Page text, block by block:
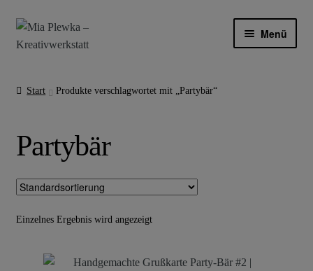
Zur
Navigation
Zum
Inhalt
Menü
ÜBER MICH
BLOG
MEIN KONTO
Start Produkte verschlagwortet mit „Partybär“
Partybär
Einzelnes Ergebnis wird angezeigt